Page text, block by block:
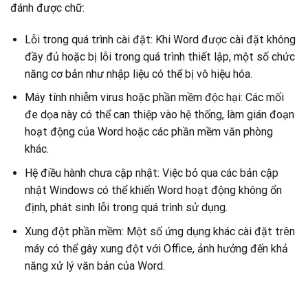
đánh được chữ:
Lỗi trong quá trình cài đặt: Khi Word được cài đặt không
đầy đủ hoặc bị lỗi trong quá trình thiết lập, một số chức
năng cơ bản như nhập liệu có thể bị vô hiệu hóa.
Máy tính nhiễm virus hoặc phần mềm độc hại: Các mối
đe dọa này có thể can thiệp vào hệ thống, làm gián đoạn
hoạt động của Word hoặc các phần mềm văn phòng
khác.
Hệ điều hành chưa cập nhật: Việc bỏ qua các bản cập
nhật Windows có thể khiến Word hoạt động không ổn
định, phát sinh lỗi trong quá trình sử dụng.
Xung đột phần mềm: Một số ứng dụng khác cài đặt trên
máy có thể gây xung đột với Office, ảnh hưởng đến khả
năng xử lý văn bản của Word.